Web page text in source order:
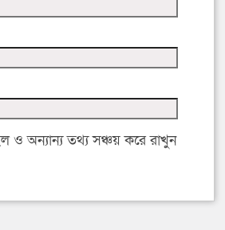
ও অন্যান্য তথ্য সঞ্চয় করে রাখুন